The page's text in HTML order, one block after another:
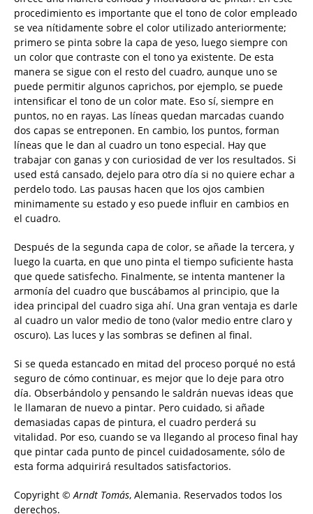
procedimiento es importante que el tono de color empleado
se vea nítidamente sobre el color utilizado anteriormente;
primero se pinta sobre la capa de yeso, luego siempre con
un color que contraste con el tono ya existente. De esta
manera se sigue con el resto del cuadro, aunque uno se
puede permitir algunos caprichos, por ejemplo, se puede
intensificar el tono de un color mate. Eso sí, siempre en
puntos, no en rayas. Las líneas quedan marcadas cuando
dos capas se entreponen. En cambio, los puntos, forman
líneas que le dan al cuadro un tono especial. Hay que
trabajar con ganas y con curiosidad de ver los resultados. Si
used está cansado, dejelo para otro día si no quiere echar a
perdelo todo. Las pausas hacen que los ojos cambien
minimamente su estado y eso puede influir en cambios en
el cuadro.
Después de la segunda capa de color, se añade la tercera, y
luego la cuarta, en que uno pinta el tiempo suficiente hasta
que quede satisfecho. Finalmente, se intenta mantener la
armonía del cuadro que buscábamos al principio, que la
idea principal del cuadro siga ahí. Una gran ventaja es darle
al cuadro un valor medio de tono (valor medio entre claro y
oscuro). Las luces y las sombras se definen al final.
Si se queda estancado en mitad del proceso porqué no está
seguro de cómo continuar, es mejor que lo deje para otro
día. Obserbándolo y pensando le saldrán nuevas ideas que
le llamaran de nuevo a pintar. Pero cuidado, si añade
demasiadas capas de pintura, el cuadro perderá su
vitalidad. Por eso, cuando se va llegando al proceso final hay
que pintar cada punto de pincel cuidadosamente, sólo de
esta forma adquirirá resultados satisfactorios.
Copyright ©Arndt Tomás, Alemania. Reservados todos los
derechos.